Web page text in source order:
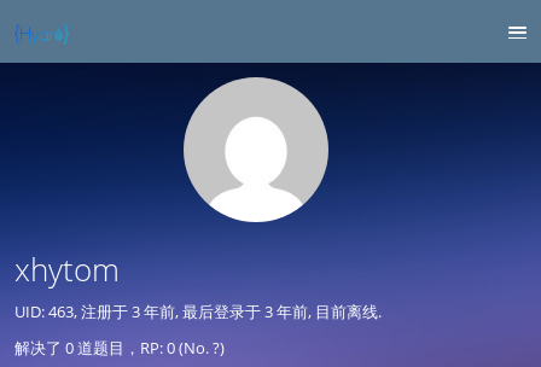
xhytom
UID: 463, 注册于3 年前, 最后登录于3 年前, 目前离线.
解决了 0 道题目，RP: 0 (No. ?)